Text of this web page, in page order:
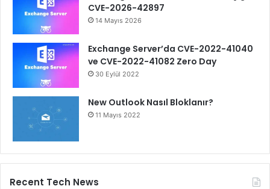
CVE-2026-42897
14 Mayıs 2026
Exchange Server’da CVE-2022-41040
ve CVE-2022-41082 Zero Day
30 Eylül 2022
New Outlook Nasıl Bloklanır?
11 Mayıs 2022
Recent Tech News